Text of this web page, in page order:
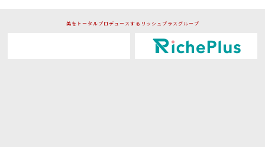
美をトータルプロデュースするリッシュプラスグループ